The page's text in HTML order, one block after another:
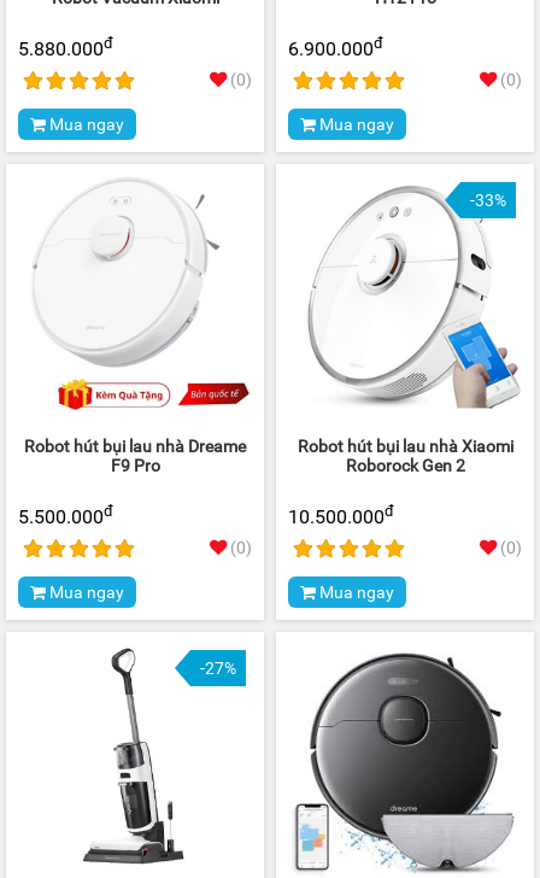
5.880.000đ
(0)
Mua ngay
6.900.000đ
(0)
Mua ngay
Robot hút bụi lau nhà Dreame
F9 Pro
5.500.000đ
(0)
Mua ngay
-33%
Robot hút bụi lau nhà Xiaomi
Roborock Gen 2
10.500.000đ
(0)
Mua ngay
-27%